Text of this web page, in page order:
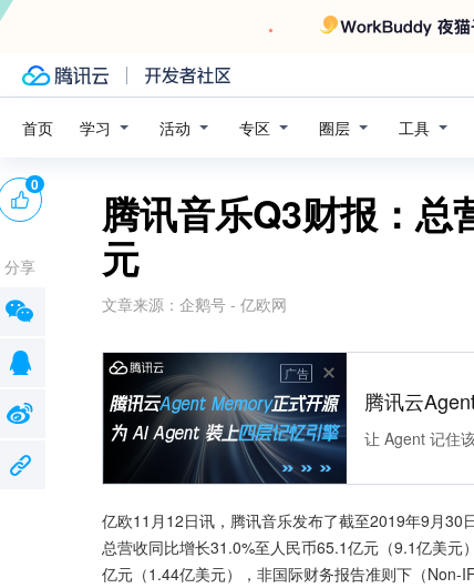
首页 学习 活动 专区 圈层 工具
腾讯音乐Q3财报：总
元
文章来源： 企鹅号 - 亿欧网
广告
腾讯云
让 Agent 记住
亿欧11月12日讯，腾讯音乐发布了截至2019年9月30
总营收同比增长31.0%至人民币65.1亿元（9.1亿美
亿元（1.44亿美元），非国际财务报告准则下（
0
分享